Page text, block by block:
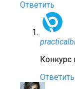
Ответить
Конкурс
Ответить